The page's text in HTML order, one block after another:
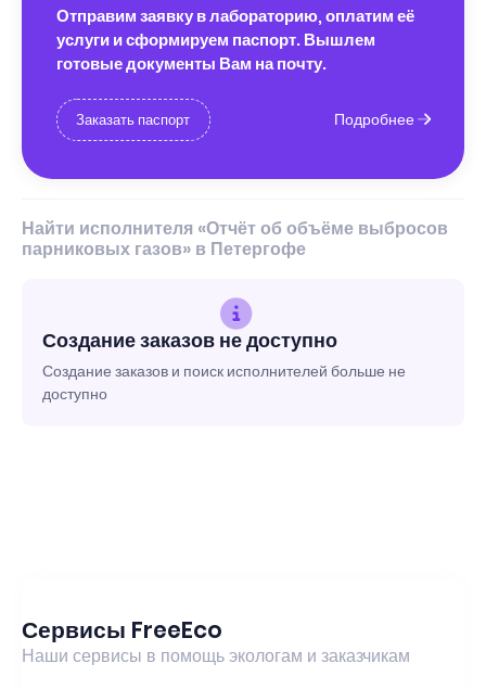
Отправим заявку в лабораторию, оплатим её
услуги и сформируем паспорт. Вышлем
готовые документы Вам на почту.
Заказать паспорт Подробнее
Найти исполнителя «Отчёт об объёме выбросов
парниковых газов» в Петергофе
Создание заказов не доступно
Создание заказов и поиск исполнителей больше не
доступно
Сервисы FreeEco
Наши сервисы в помощь экологам и заказчикам